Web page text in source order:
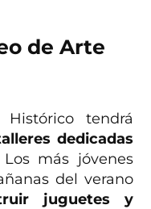
de Arte
tendrá
dedicadas
Los más jóvenes
del verano
juguetes y